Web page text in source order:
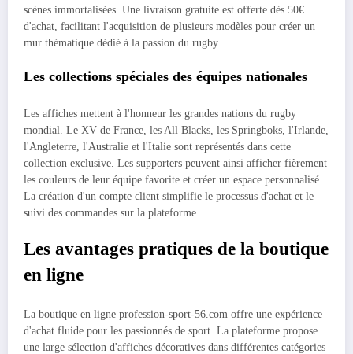
scènes immortalisées. Une livraison gratuite est offerte dès 50€
d'achat, facilitant l'acquisition de plusieurs modèles pour créer un
mur thématique dédié à la passion du rugby.
Les collections spéciales des équipes nationales
Les affiches mettent à l'honneur les grandes nations du rugby
mondial. Le XV de France, les All Blacks, les Springboks, l'Irlande,
l'Angleterre, l'Australie et l'Italie sont représentés dans cette
collection exclusive. Les supporters peuvent ainsi afficher fièrement
les couleurs de leur équipe favorite et créer un espace personnalisé.
La création d'un compte client simplifie le processus d'achat et le
suivi des commandes sur la plateforme.
Les avantages pratiques de la boutique
en ligne
La boutique en ligne profession-sport-56.com offre une expérience
d'achat fluide pour les passionnés de sport. La plateforme propose
une large sélection d'affiches décoratives dans différentes catégories